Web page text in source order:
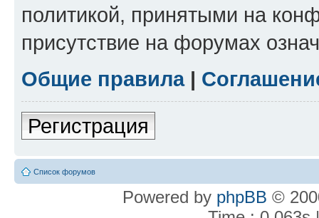
политикой, принятыми на
присутствие на форумах
Общие правила|
Регистрация
Список форумов
Powered by phpBB ©